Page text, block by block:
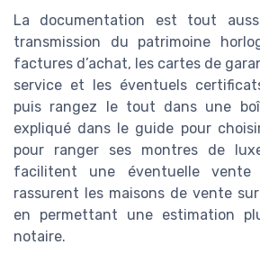
La documentation est tout
transmission du patrimoine
factures d’achat, les cartes de
service et les éventuels
puis rangez le tout dans une
expliqué dans le guide pour
pour ranger ses montres de
facilitent une éventuelle
rassurent les maisons de vente
en permettant une estimation
notaire.